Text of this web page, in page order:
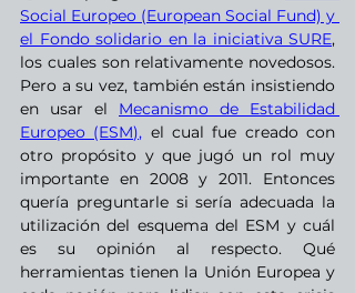
Social Europeo (European Social Fund) y
el Fondo solidario en la iniciativa SURE,
los cuales son relativamente novedosos.
Pero a su vez, también están insistiendo
en usar el Mecanismo de Estabilidad
Europeo (ESM), el cual fue creado con
otro propósito y que jugó un rol muy
importante en 2008 y 2011. Entonces
quería preguntarle si sería adecuada la
utilización del esquema del ESM y cuál
es su opinión al respecto. Qué
herramientas tienen la Unión Europea y